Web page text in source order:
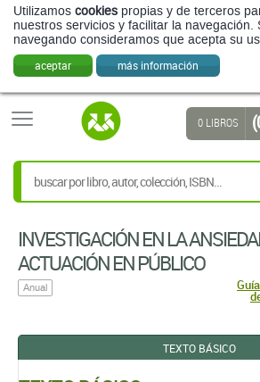
Utilizamos cookies propias y de terceros
nuestros servicios y facilitar la navegación.
navegando consideramos que acepta su
aceptar más información
0 LIBROS
INVESTIGACIÓN EN LA
ACTUACIÓN EN PÚBLICO
Anual
TEXTO BÁSICO